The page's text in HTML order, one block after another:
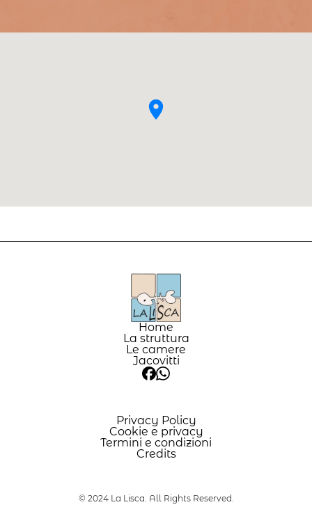
Home
La struttura
Le camere
Jacovitti
Privacy Policy
Cookie e privacy
Termini e condizioni
Credits
© 2024 La Lisca. All Rights Reserved.